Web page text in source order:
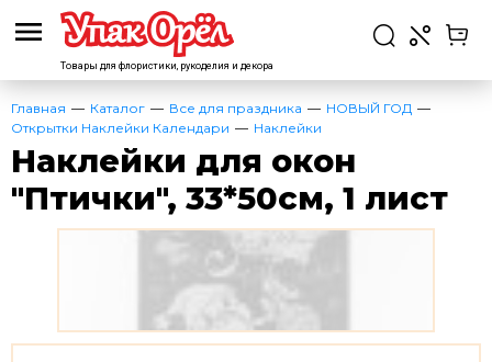
Товары для флористики, рукоделия и декора
Главная Каталог Все для праздника
НОВЫЙ ГОД
Открытки Наклейки Календари
Наклейки
Наклейки для окон
"Птички", 33*50см, 1 лист